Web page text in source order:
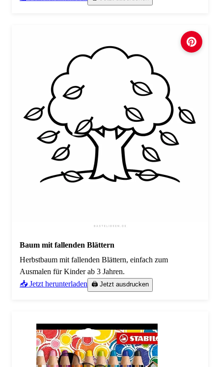
Baum mit fallenden Blättern
Herbstbaum mit fallenden Blättern, einfach zum
Ausmalen für Kinder ab 3 Jahren.
📥 Jetzt herunterladen
🖨️ Jetzt ausdrucken